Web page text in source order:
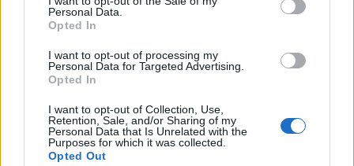
not limited to your visit or usage behaviour. You may click to
grant or deny consent to Google and its third-party tags to
consent section.
Personal Data.
Opted In
I want to opt-out of processing my
Personal Data for Targeted Advertising.
Opted In
I want to opt-out of Collection, Use,
Retention, Sale, and/or Sharing of my
Personal Data that Is Unrelated with the
Purposes for which it was collected.
Opted Out